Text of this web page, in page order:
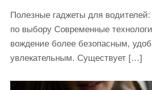
Полезные гаджеты для
по выбору Современные
вождение более безопасным,
увлекательным. Существует […]